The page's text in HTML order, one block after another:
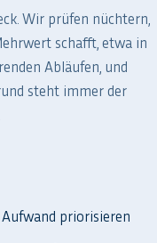
Wir prüfen nüchtern,
schafft, etwa in
Abläufen, und
steht immer der
priorisieren